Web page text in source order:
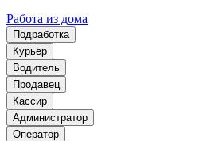
Работа из дома
Подработка
Курьер
Водитель
Продавец
Кассир
Администратор
Оператор